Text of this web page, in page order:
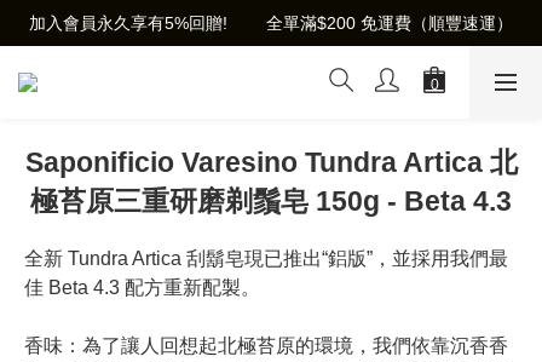
加入會員永久享有5%回贈!        全單滿$200 免運費（順豐速運）
Saponificio Varesino Tundra Artica 北
極苔原三重研磨剃鬚皂 150g - Beta 4.3
全新 Tundra Artica 刮鬍皂現已推出“鋁版”，並採用我們最
佳 Beta 4.3 配方重新配製。
香味：為了讓人回想起北極苔原的環境，我們依靠沉香香